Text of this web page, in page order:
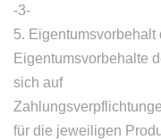
-3-
5. Eigentumsvorbehalt
Eigentumsvorbehalte
sich auf
für die jeweiligen